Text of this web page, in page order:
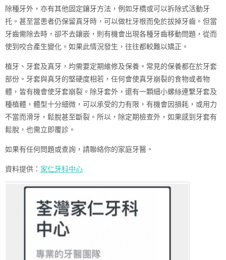
除種牙外，亦有其他固定鑲牙方法，例如牙橋或可以拆除式活動牙
托。甚至當患者仍保留真牙時，可以做杜牙根而免於拔掉牙齒。但當
牙齒需除去時，卻不去鑲嵌，則有機會出現各種牙齒移動問題，從而
使到咬合產生變化。如果此情況發生，往往都較難以矯正。
植牙、牙套及真牙，均需要定期維修及保養。常見的保養都在於牙套
部份。牙套與真牙的堅硬度相若，任何會使真牙崩裂的食物或者物
體，皆有機會使牙套崩裂。除牙套外，還有一顆細小螺絲連繫牙套及
種植體，體型十分細微，可以承受的力有限，有機會因損耗，或用力
不當而滑牙，鬆脫甚至斷裂。所以，除定期檢查外，如果感到牙套有
鬆脫，也需立即覆診。
如果有任何問題或查詢，請聯絡你的家庭牙醫。
資料提供： 家仁牙科中心